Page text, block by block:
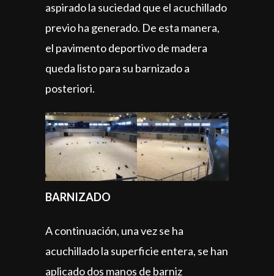
aspirado la suciedad que el acuchillado
previo ha generado. De esta manera,
el pavimento deportivo de madera
queda listo para su barnizado a
posteriori.
BARNIZADO
A continuación, una vez se ha
acuchillado la superficie entera, se han
aplicado dos manos de barniz